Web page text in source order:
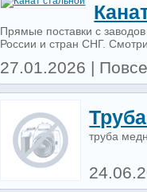
Прямые поставки с
России и стран СНГ.
27.01.2026 |
труба